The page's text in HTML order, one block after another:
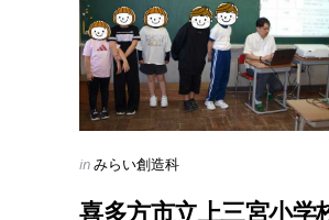
Categories
Posted
inみらい創造科
喜多方市立上三宮小学